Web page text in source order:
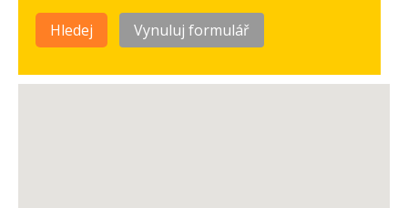
Hledej Vynuluj formulář